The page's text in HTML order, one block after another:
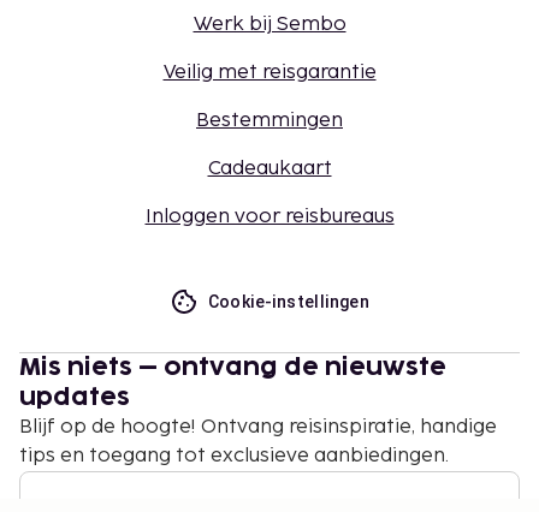
Werk bij Sembo
Veilig met reisgarantie
Bestemmingen
Cadeaukaart
Inloggen voor reisbureaus
Cookie-instellingen
Mis niets – ontvang de nieuwste
updates
Blijf op de hoogte! Ontvang reisinspiratie, handige
tips en toegang tot exclusieve aanbiedingen.